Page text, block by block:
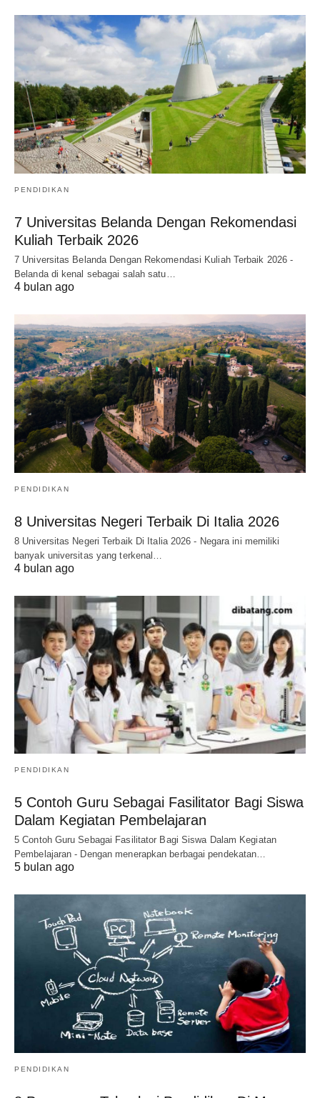
PENDIDIKAN
7 Universitas Belanda Dengan Rekomendasi
Kuliah Terbaik 2026
7 Universitas Belanda Dengan Rekomendasi Kuliah Terbaik 2026 -
Belanda di kenal sebagai salah satu…
4 bulan ago
PENDIDIKAN
8 Universitas Negeri Terbaik Di Italia 2026
8 Universitas Negeri Terbaik Di Italia 2026 - Negara ini memiliki
banyak universitas yang terkenal…
4 bulan ago
PENDIDIKAN
5 Contoh Guru Sebagai Fasilitator Bagi Siswa
Dalam Kegiatan Pembelajaran
5 Contoh Guru Sebagai Fasilitator Bagi Siswa Dalam Kegiatan
Pembelajaran - Dengan menerapkan berbagai pendekatan…
5 bulan ago
PENDIDIKAN